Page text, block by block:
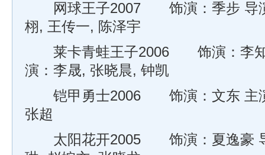
网球王子2007 饰演：季步 导演
栩, 王传一, 陈泽宇
莱卡青蛙王子2006 饰演：李知
演：李晟, 张晓晨, 钟凯
铠甲勇士2006 饰演：文东 主演
张超
太阳花开2005 饰演：夏逸豪 导